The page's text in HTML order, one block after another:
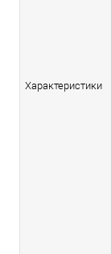
Характеристики